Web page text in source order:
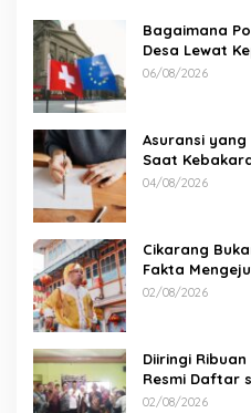
Bagaimana
Desa Lewat
06/08/2026
Asuransi
Saat
04/08/2026
Cikarang
Fakta
Industri Jawa…
02/08/2026
Diiringi
Resmi Daftar
Desa
02/08/2026